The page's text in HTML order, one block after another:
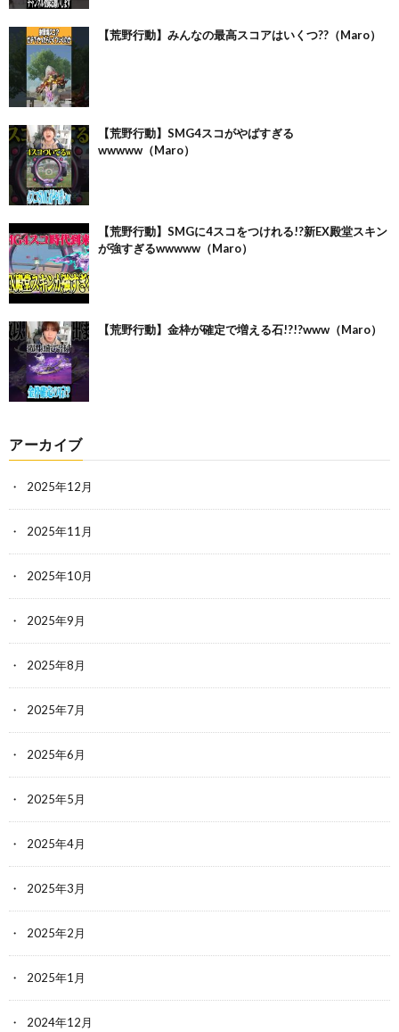
【荒野行動】みんなの最高スコアはいくつ??（Maro）
【荒野行動】SMG4スコがやばすぎる
wwwww（Maro）
【荒野行動】SMGに4スコをつけれる!?新EX殿堂スキン
が強すぎるwwwww（Maro）
【荒野行動】金枠が確定で増える石!?!?www（Maro）
アーカイブ
2025年12月
2025年11月
2025年10月
2025年9月
2025年8月
2025年7月
2025年6月
2025年5月
2025年4月
2025年3月
2025年2月
2025年1月
2024年12月